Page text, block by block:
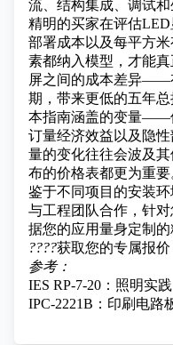
流、结构集成、调试和
精明的买家在评估
部署成本以及每平方
素都纳入模型，才能
屏之间的成本差异——
期，带来更低的五年总
本指南涵盖的变量——
订量经济效益以及隐
量的变化往往会波及
布的价格表都更为重要
鉴于不同项目的安装
与工程团队合作，针
据您的应用量身定制的
????获取您的专属报价
参考：
IES RP-7-20：照明实
IPC-2221B：印刷电路